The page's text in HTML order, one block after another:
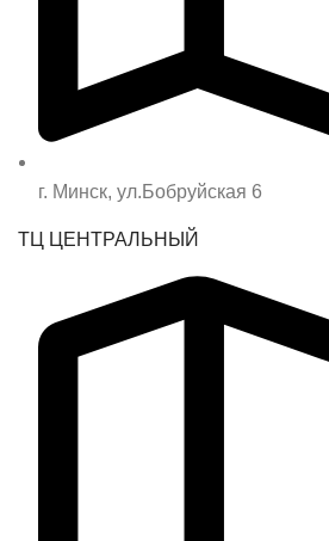
г. Минск, ул.Бобруйская 6
ТЦ ЦЕНТРАЛЬНЫЙ